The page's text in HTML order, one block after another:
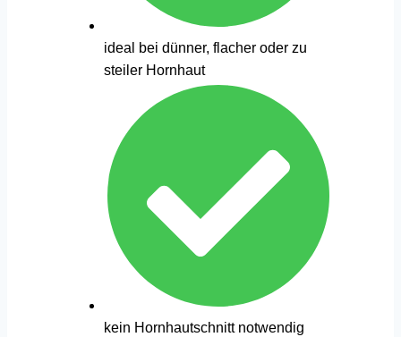
ideal bei dünner, flacher oder zu
steiler Hornhaut
kein Hornhautschnitt notwendig